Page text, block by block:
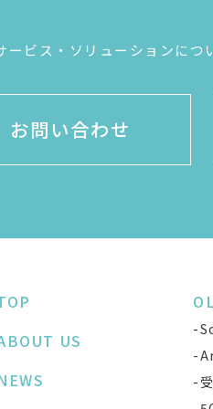
ービス・ソリューションにつ
お問い合わせ
US
-
-
-